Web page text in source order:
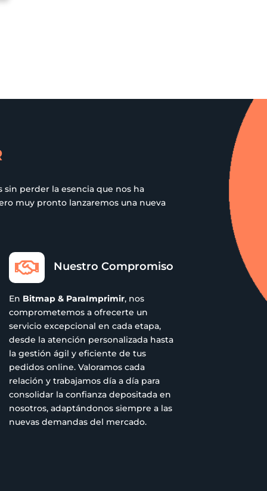
pueden
producto
perder la esencia que nos ha
muy pronto lanzaremos una nueva
 Nuestro Compromiso
En Bitmap & ParaImprimir, nos
comprometemos a ofrecerte un
servicio excepcional en cada etapa,
desde la atención personalizada hasta
la gestión ágil y eficiente de tus
pedidos online. Valoramos cada
relación y trabajamos día a día para
consolidar la confianza depositada en
nosotros, adaptándonos siempre a las
nuevas demandas del mercado.